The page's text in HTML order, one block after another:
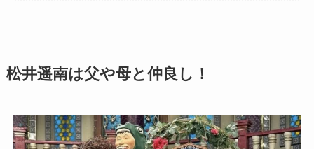
松井遥南は父や母と仲良し！